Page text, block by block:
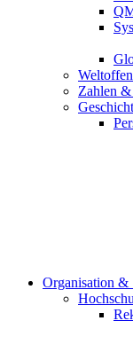
Zahlen &
Organisation &